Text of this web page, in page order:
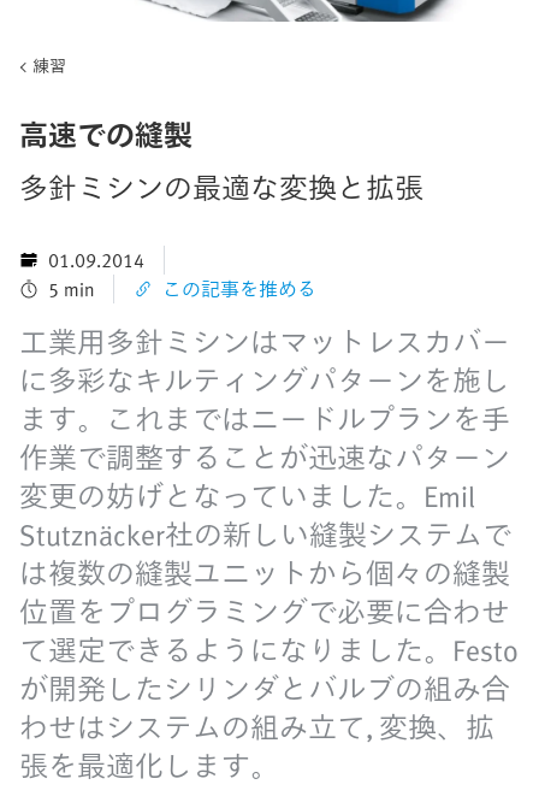
練習
高速での縫製
多針ミシンの最適な変換と拡張
01.09.2014
5 min
この記事を推める
工業用多針ミシンはマットレスカバー
に多彩なキルティングパターンを施し
ます。これまではニードルプランを手
作業で調整することが迅速なパターン
変更の妨げとなっていました。Emil
Stutznäcker社の新しい縫製システムで
は複数の縫製ユニットから個々の縫製
位置をプログラミングで必要に合わせ
て選定できるようになりました。Festo
が開発したシリンダとバルブの組み合
わせはシステムの組み立て, 変換、拡
張を最適化します。